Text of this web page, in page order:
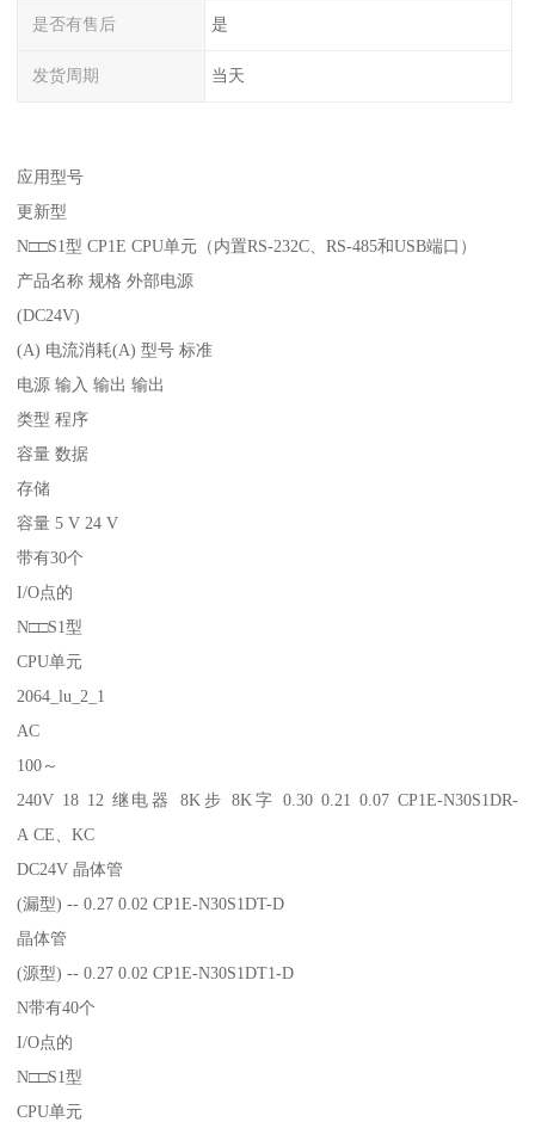
是否有售后 是
发货周期 当天
应用型号
更新型
N□□S1型 CP1E CPU单元（内置RS-232C、RS-485和USB端口）
产品名称 规格 外部电源
(DC24V)
(A) 电流消耗(A) 型号 标准
电源 输入 输出 输出
类型 程序
容量 数据
存储
容量 5 V 24 V
带有30个
I/O点的
N□□S1型
CPU单元
2064_lu_2_1
AC
100～
240V 18 12 继电器 8K步 8K字 0.30 0.21 0.07 CP1E-N30S1DR-
A CE、KC
DC24V 晶体管
(漏型) -- 0.27 0.02 CP1E-N30S1DT-D
晶体管
(源型) -- 0.27 0.02 CP1E-N30S1DT1-D
N带有40个
I/O点的
N□□S1型
CPU单元